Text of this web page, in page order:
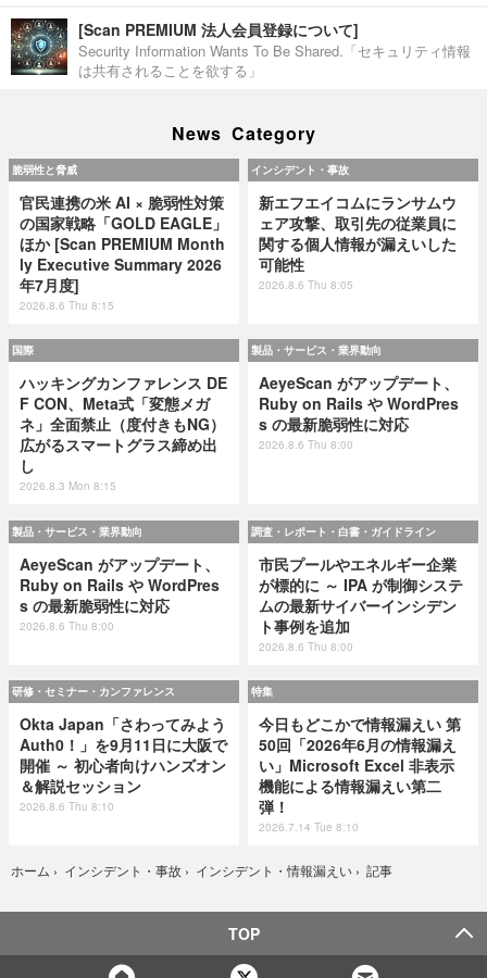
[Scan PREMIUM 法人会員登録について]
Security Information Wants To Be Shared.「セキュリティ情報
は共有されることを欲する」
News Category
脆弱性と脅威
官民連携の米 AI × 脆弱性対策
の国家戦略「GOLD EAGLE」
ほか [Scan PREMIUM Month
ly Executive Summary 2026
年7月度]
2026.8.6 Thu 8:15
インシデント・事故
新エフエイコムにランサムウ
ェア攻撃、取引先の従業員に
関する個人情報が漏えいした
可能性
2026.8.6 Thu 8:05
国際
ハッキングカンファレンス DE
F CON、Meta式「変態メガ
ネ」全面禁止（度付きもNG）
広がるスマートグラス締め出
し
2026.8.3 Mon 8:15
製品・サービス・業界動向
AeyeScan がアップデート、
Ruby on Rails や WordPres
s の最新脆弱性に対応
2026.8.6 Thu 8:00
製品・サービス・業界動向
AeyeScan がアップデート、
Ruby on Rails や WordPres
s の最新脆弱性に対応
2026.8.6 Thu 8:00
調査・レポート・白書・ガイドライン
市民プールやエネルギー企業
が標的に ～ IPA が制御システ
ムの最新サイバーインシデン
ト事例を追加
2026.8.6 Thu 8:00
研修・セミナー・カンファレンス
Okta Japan「さわってみよう
Auth0！」を9月11日に大阪で
開催 ～ 初心者向けハンズオン
＆解説セッション
2026.8.6 Thu 8:10
特集
今日もどこかで情報漏えい 第
50回「2026年6月の情報漏え
い」Microsoft Excel 非表示
機能による情報漏えい第二
弾！
2026.7.14 Tue 8:10
ホーム › インシデント・事故 › インシデント・情報漏えい › 記事
TOP